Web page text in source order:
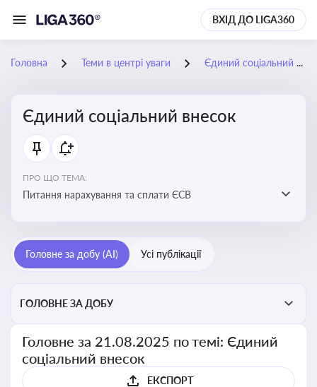
ВХІД ДО LIGA360
Головна Теми в центрі уваги Єдиний соціальний внесок
Єдиний соціальний внесок
ПРО ЩО ТЕМА:
Питання нарахування та сплати ЄСВ
Головне за добу (AI) Усі публікації
ГОЛОВНЕ ЗА ДОБУ
Головне за 21.08.2025 по темі: Єдиний
соціальний внесок
ЕКСПОРТ